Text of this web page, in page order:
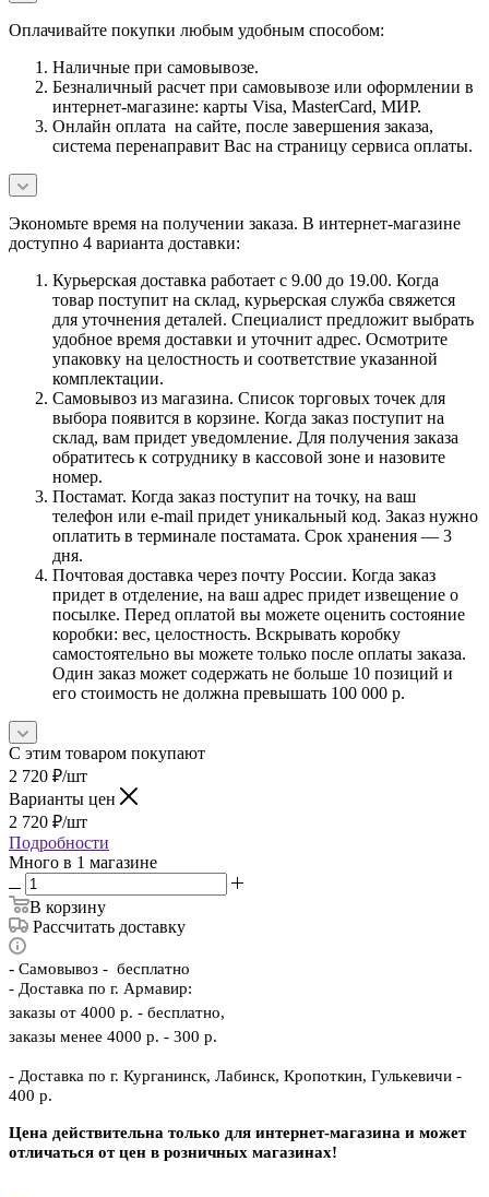
Оплачивайте покупки любым удобным способом:
Наличные при самовывозе.
Безналичный расчет при самовывозе или оформлении в
интернет-магазине: карты Visa, MasterCard, МИР.
Онлайн оплата на сайте, после завершения заказа,
система перенаправит Вас на страницу сервиса оплаты.
Экономьте время на получении заказа. В интернет-магазине
доступно 4 варианта доставки:
Курьерская доставка работает с 9.00 до 19.00. Когда
товар поступит на склад, курьерская служба свяжется
для уточнения деталей. Специалист предложит выбрать
удобное время доставки и уточнит адрес. Осмотрите
упаковку на целостность и соответствие указанной
комплектации.
Самовывоз из магазина. Список торговых точек для
выбора появится в корзине. Когда заказ поступит на
склад, вам придет уведомление. Для получения заказа
обратитесь к сотруднику в кассовой зоне и назовите
номер.
Постамат. Когда заказ поступит на точку, на ваш
телефон или e-mail придет уникальный код. Заказ нужно
оплатить в терминале постамата. Срок хранения — 3
дня.
Почтовая доставка через почту России. Когда заказ
придет в отделение, на ваш адрес придет извещение о
посылке. Перед оплатой вы можете оценить состояние
коробки: вес, целостность. Вскрывать коробку
самостоятельно вы можете только после оплаты заказа.
Один заказ может содержать не больше 10 позиций и
его стоимость не должна превышать 100 000 р.
С этим товаром покупают
2 720 ₽/шт
Варианты цен
2 720 ₽/шт
Подробности
Много в 1 магазине
В корзину
Рассчитать доставку
- Самовывоз - бесплатно
- Доставка по г. Армавир:
заказы от 4000 р. - бесплатно,
заказы менее 4000 р. - 300 р.
- Доставка по г. Курганинск, Лабинск, Кропоткин, Гулькевичи -
400 р.
Цена действительна только для интернет-магазина и может
отличаться от цен в розничных магазинах!